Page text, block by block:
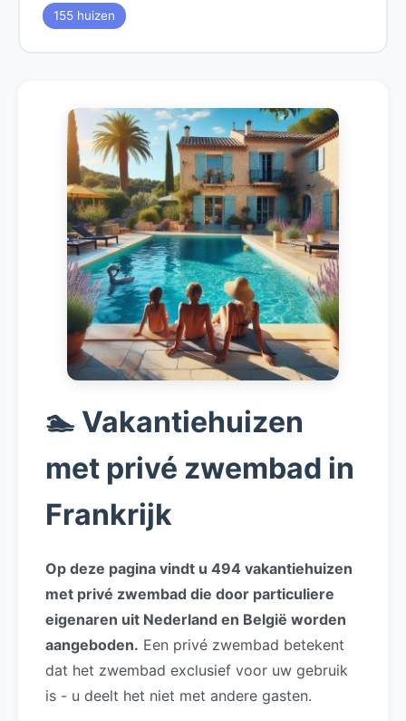
155 huizen
🏊 Vakantiehuizen
met privé zwembad in
Frankrijk
Op deze pagina vindt u 494 vakantiehuizen
met privé zwembad die door particuliere
eigenaren uit Nederland en België worden
aangeboden. Een privé zwembad betekent
dat het zwembad exclusief voor uw gebruik
is - u deelt het niet met andere gasten.